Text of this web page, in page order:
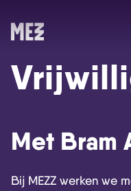
Met Bram
Bij MEZZ werken we